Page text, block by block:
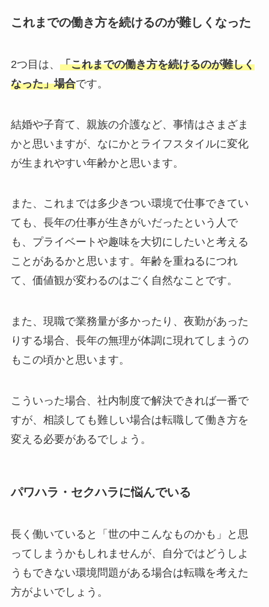
これまでの働き方を続けるのが難しくなった
2つ目は、 「これまでの働き方を続けるのが難しく
なった」場合です。
結婚や子育て、親族の介護など、事情はさまざま
かと思いますが、なにかとライフスタイルに変化
が生まれやすい年齢かと思います。
また、これまでは多少きつい環境で仕事できてい
ても、長年の仕事が生きがいだったという人で
も、プライベートや趣味を大切にしたいと考える
ことがあるかと思います。年齢を重ねるにつれ
て、価値観が変わるのはごく自然なことです。
また、現職で業務量が多かったり、夜勤があった
りする場合、長年の無理が体調に現れてしまうの
もこの頃かと思います。
こういった場合、社内制度で解決できれば一番で
すが、相談しても難しい場合は転職して働き方を
変える必要があるでしょう。
パワハラ・セクハラに悩んでいる
長く働いていると「世の中こんなものかも」と思
ってしまうかもしれませんが、自分ではどうしよ
うもできない環境問題がある場合は転職を考えた
方がよいでしょう。